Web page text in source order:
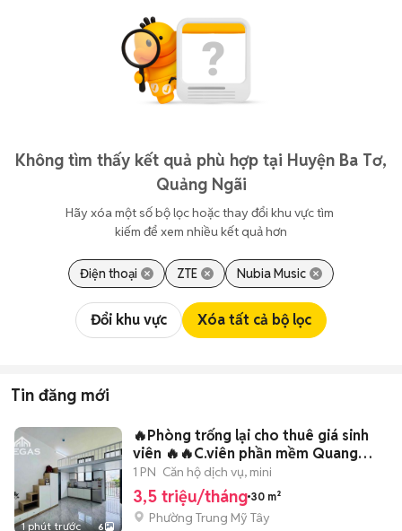
Không tìm thấy kết quả phù hợp tại Huyện Ba Tơ,
Quảng Ngãi
Hãy xóa một số bộ lọc hoặc thay đổi khu vực tìm
kiếm để xem nhiều kết quả hơn
Điện thoại ZTE Nubia Music
Đổi khu vực Xóa tất cả bộ lọc
Tin đăng mới
1 phút trước 6
🔥Phòng trống lại cho thuê giá sinh
viên 🔥🔥C.viên phần mềm Quang
Trung🔥
1 PN Căn hộ dịch vụ, mini
3,5 triệu/tháng 30 m²
Phường Trung Mỹ Tây